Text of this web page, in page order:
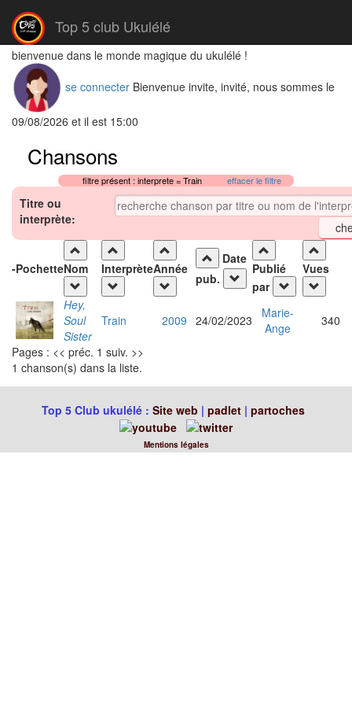
Top 5 club Ukulélé
bienvenue dans le monde magique du ukulélé !
se connecter Bienvenue invite, invité, nous sommes le
09/08/2026 et il est 15:00
Chansons
filtre présent : interprete = Train effacer le filtre
Titre ou
interprète:
-PochetteNom InterprèteAnnée
Date
pub.
Publié
par
Vues
Hey,
Soul
Sister
Train 2009 24/02/2023
Marie-
Ange
340
Pages : << préc. 1 suiv. >>
1 chanson(s) dans la liste.
Top 5 Club ukulélé : Site web | padlet | partoches
Mentions légales